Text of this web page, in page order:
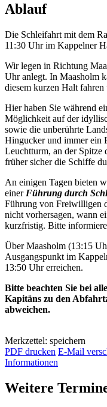
Ablauf
Die Schleifahrt mit dem
11:30 Uhr im Kappelner
Wir legen in Richtung
Uhr anlegt. In Maasholm
diesem kurzen Halt
Hier haben Sie während
Möglichkeit auf der
sowie die unberührte
Hingucker und immer ein
Leuchtturm, an der Spitze
früher sicher die Schiffe
An einigen Tagen bieten
einer Führung durch
Führung von Freiwilligen
nicht vorhersagen, wann
kurzfristig. Bitte
Über Maasholm (13:15
Ausgangspunkt im
13:50 Uhr erreichen.
Bitte beachten Sie bei
Kapitäns zu den
abweichen.
Merkzettel: speichern
PDF drucken E-Mail
Informationen
Weitere